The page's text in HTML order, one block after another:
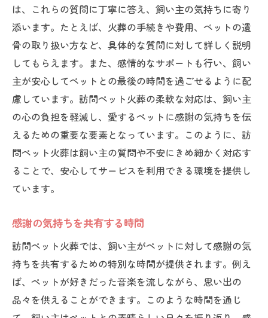
は、これらの質問に丁寧に答え、飼い主の気持ちに寄り
添います。たとえば、火葬の手続きや費用、ペットの遺
骨の取り扱い方など、具体的な質問に対して詳しく説明
してもらえます。また、感情的なサポートも行い、飼い
主が安心してペットとの最後の時間を過ごせるように配
慮しています。訪問ペット火葬の柔軟な対応は、飼い主
の心の負担を軽減し、愛するペットに感謝の気持ちを伝
えるための重要な要素となっています。このように、訪
問ペット火葬は飼い主の質問や不安にきめ細かく対応す
ることで、安心してサービスを利用できる環境を提供し
ています。
感謝の気持ちを共有する時間
訪問ペット火葬では、飼い主がペットに対して感謝の気
持ちを共有するための特別な時間が提供されます。例え
ば、ペットが好きだった音楽を流しながら、思い出の
品々を供えることができます。このような時間を通じ